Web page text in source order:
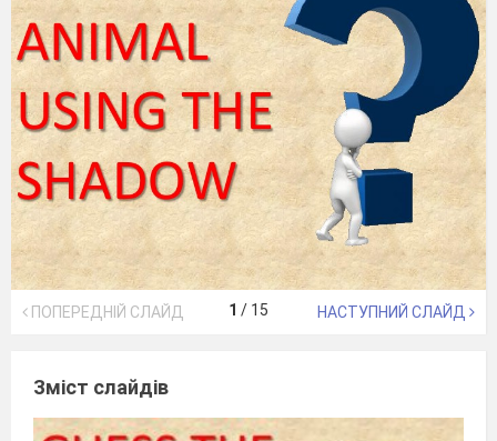
ПОПЕРЕДНІЙ СЛАЙД 1 / 15 НАСТУПНИЙ СЛАЙД
Зміст слайдів